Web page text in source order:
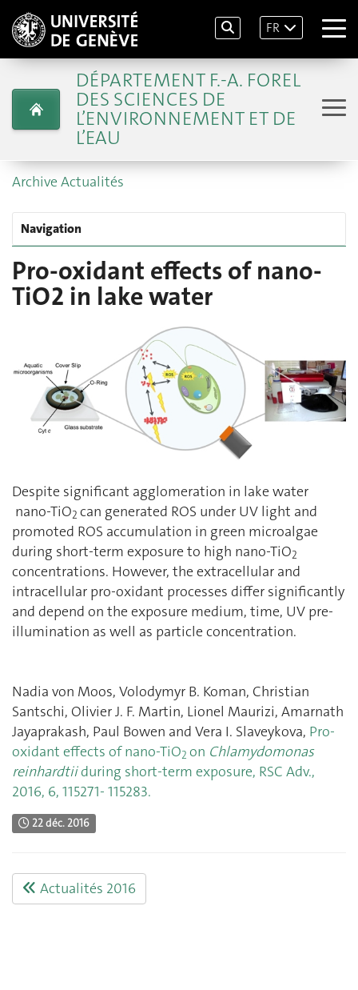
FR
DÉPARTEMENT F.-A. FOREL
DES SCIENCES DE
L’ENVIRONNEMENT ET DE
L’EAU
Archive Actualités
Navigation
Pro-oxidant effects of nano-
TiO2 in lake water
Despite significant agglomeration in lake water
nano-TiO2 can generated ROS under UV light and
promoted ROS accumulation in green microalgae
during short-term exposure to high nano-TiO2
concentrations. However, the extracellular and
intracellular pro-oxidant processes differ significantly
and depend on the exposure medium, time, UV pre-
illumination as well as particle concentration.
Nadia von Moos, Volodymyr B. Koman, Christian
Santschi, Olivier J. F. Martin, Lionel Maurizi, Amarnath
Jayaprakash, Paul Bowen and Vera I. Slaveykova, Pro-
oxidant effects of nano-TiO2 on Chlamydomonas
reinhardtiiduring short-term exposure, RSC Adv.,
2016, 6, 115271- 115283.
22 déc. 2016
Actualités 2016